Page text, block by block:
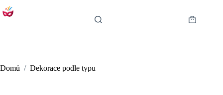
to
Shopping
Domů / Dekorace podle typu